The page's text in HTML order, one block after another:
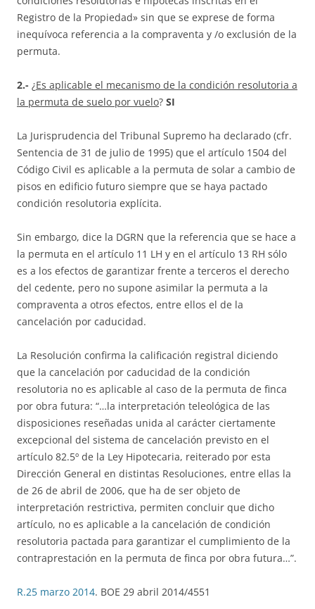
Registro de la Propiedad» sin que se exprese de forma
inequívoca referencia a la compraventa y /o exclusión de la
permuta.
2.- ¿Es aplicable el mecanismo de la condición resolutoria a
la permuta de suelo por vuelo? SI
La Jurisprudencia del Tribunal Supremo ha declarado (cfr.
Sentencia de 31 de julio de 1995) que el artículo 1504 del
Código Civil es aplicable a la permuta de solar a cambio de
pisos en edificio futuro siempre que se haya pactado
condición resolutoria explícita.
Sin embargo, dice la DGRN que la referencia que se hace a
la permuta en el artículo 11 LH y en el artículo 13 RH sólo
es a los efectos de garantizar frente a terceros el derecho
del cedente, pero no supone asimilar la permuta a la
compraventa a otros efectos, entre ellos el de la
cancelación por caducidad.
La Resolución confirma la calificación registral diciendo
que la cancelación por caducidad de la condición
resolutoria no es aplicable al caso de la permuta de finca
por obra futura: “…la interpretación teleológica de las
disposiciones reseñadas unida al carácter ciertamente
excepcional del sistema de cancelación previsto en el
artículo 82.5º de la Ley Hipotecaria, reiterado por esta
Dirección General en distintas Resoluciones, entre ellas la
de 26 de abril de 2006, que ha de ser objeto de
interpretación restrictiva, permiten concluir que dicho
artículo, no es aplicable a la cancelación de condición
resolutoria pactada para garantizar el cumplimiento de la
contraprestación en la permuta de finca por obra futura…”.
R.25 marzo 2014. BOE 29 abril 2014/4551